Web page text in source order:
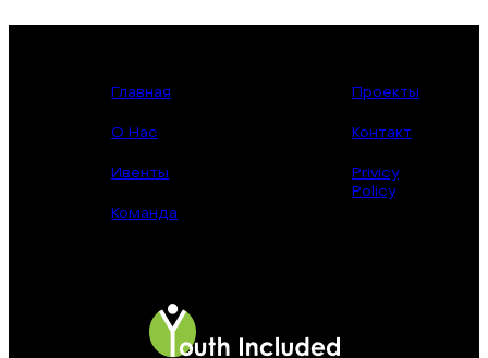
Главная
О Нас
Ивенты
Команда
Проекты
Контакт
Privicy
Policy